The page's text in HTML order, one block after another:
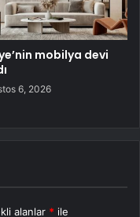
mobilya devi
6, 2026
alanlar * ile